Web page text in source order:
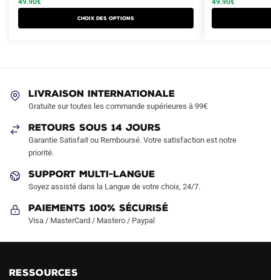
était :
est :
Choix des options
a
être
choisies
sur
page
produit
était :
est :
a
la
LIVRAISON INTERNATIONALE
Gratuite sur toutes les commande supérieures à 99€
RETOURS SOUS 14 JOURS
Garantie Satisfait ou Remboursé. Votre satisfaction est notre
priorité.
SUPPORT MULTI-LANGUE
Soyez assisté dans la Langue de votre choix, 24/7.
Paiements 100% Sécurisé
Visa / MasterCard / Mastero / Paypal
RESSOURCES